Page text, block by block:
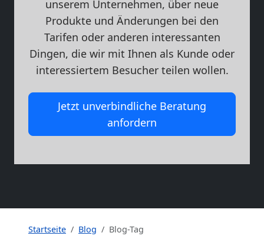
unserem Unternehmen, über neue
Produkte und Änderungen bei den
Tarifen oder anderen interessanten
Dingen, die wir mit Ihnen als Kunde oder
interessiertem Besucher teilen wollen.
Jetzt unverbindliche Beratung
anfordern
Startseite Blog Blog-Tag